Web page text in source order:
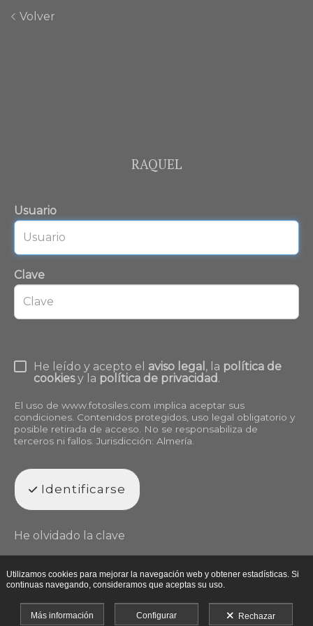
Volver
RAQUEL
Usuario
Clave
He leído y acepto el aviso legal , la política de
cookiesy la política de privacidad.
El uso de www.fotosiles.com implica aceptar sus
condiciones. Contenidos protegidos, uso legal obligatorio y
posible retirada de acceso. No se responsabiliza de
terceros ni fallos. Jurisdicción: Almería.
Identificarse
He olvidado la clave
Utilizamos cookies para mejorar la navegación web y obtener estadísticas. Si
continuas navegando, consideramos que aceptas su uso.
Más información Configurar Rechazar